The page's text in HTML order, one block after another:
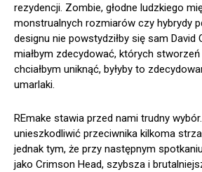
rezydencji. Zombie, głodne ludzkiego
monstrualnych rozmiarów czy hybrydy
designu nie powstydziłby się sam David
miałbym zdecydować, których
chciałbym uniknąć, byłyby to
umarlaki.
REmake stawia przed nami trudny
unieszkodliwić przeciwnika kilkoma
jednak tym, że przy następnym
jako Crimson Head, szybsza i